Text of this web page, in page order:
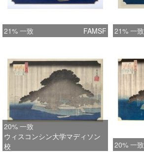
21% 一致 FAMSF 21% 一致
20% 一致
ウィスコンシン大学マディソン
校
20% 一致